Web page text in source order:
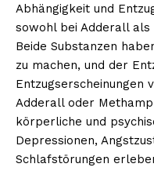
Abhängigkeit und
sowohl bei Adderall als
Beide Substanzen
zu machen, und der
Entzugserscheinungen
Adderall oder
körperliche und
Depressionen,
Schlafstörungen